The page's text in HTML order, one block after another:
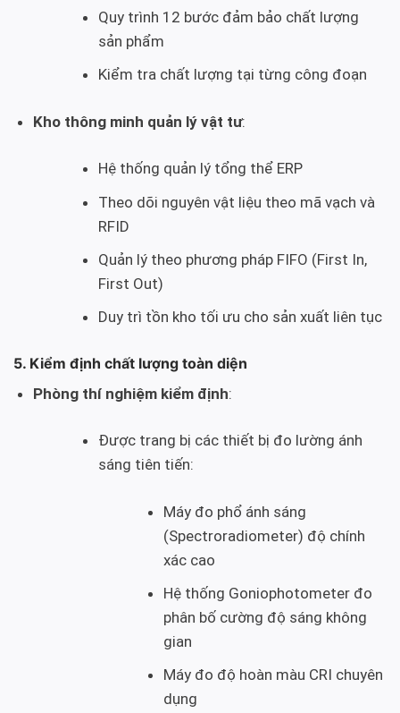
Quy trình 12 bước đảm bảo chất lượng
sản phẩm
Kiểm tra chất lượng tại từng công đoạn
Kho thông minh quản lý vật tư:
Hệ thống quản lý tổng thể ERP
Theo dõi nguyên vật liệu theo mã vạch và
RFID
Quản lý theo phương pháp FIFO (First In,
First Out)
Duy trì tồn kho tối ưu cho sản xuất liên tục
5. Kiểm định chất lượng toàn diện
Phòng thí nghiệm kiểm định:
Được trang bị các thiết bị đo lường ánh
sáng tiên tiến:
Máy đo phổ ánh sáng
(Spectroradiometer) độ chính
xác cao
Hệ thống Goniophotometer đo
phân bố cường độ sáng không
gian
Máy đo độ hoàn màu CRI chuyên
dụng